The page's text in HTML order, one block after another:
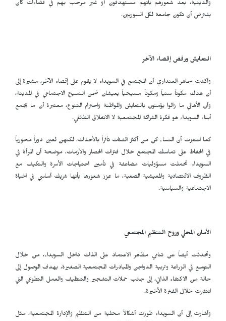
والدينية، بعد شعورهم بأنهم مستهدفون أو غير مرحب بهم في فضاءات كان
يفترض أن تكون جامعة لكل السوريين.
التعايش ورفض إقصاء الآخر
وأكدت سماهر العنداري أن المجتمع في السويداء لا يقوم على إقصاء الآخر، مشيرة إلى
أن هناك مكوناً سنياً ومكوناً مسيحياً يعيشان ضمن النسيج الاجتماعي في المدينة،
وأن الأهالي ما زالوا يؤمنون بالتعايش والمواطنة واحترام التنوع، معتبرة أن ما يجمع
أبناء السويداء هو فكرة الشراكة المجتمعية لا الانغلاق الطائفي.
كما اعتبرت أن النساء كن من أكثر الفئات تأثراً بالأحداث، لكنهن لعبن دوراً محورياً
في الحفاظ على تماسك المجتمع خلال فترات الحصار والأزمات، موضحة أن المرأة في
السويداء تحملت مسؤوليات مضاعفة في تأمين احتياجات الأسرة والتكيف مع
الظروف الاقتصادية والمعيشية الصعبة، ما عزز شعورها بأنها شريك أساسي في الحياة
الاجتماعية والسياسية.
الأمان المحلي وروح التنظيم المجتمعي
وتحدثت أيضاً عن تنامي مظاهر الاعتماد على الذات داخل السويداء، من خلال
التوسع في الزراعة وتربية الدواجن والمبادرات المجتمعية الصغيرة، بهدف الوصول إلى
حالة من الاكتفاء الذاتي، إلى جانب حملات التشجير والتنظيف والعمل التطوعي التي
انتشرت خلال الفترة الأخيرة.
وأشارت إلى أن السويداء طورت أشكالاً محلية من التنظيم والإدارة المجتمعية، مثل